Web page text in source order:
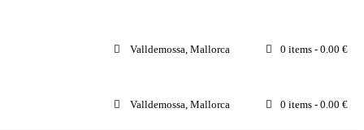
Valldemossa, Mallorca 0 items- 0.00 €
Valldemossa, Mallorca 0 items- 0.00 €